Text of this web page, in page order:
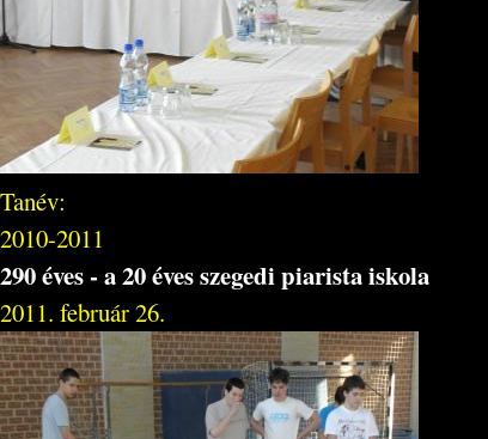
Tanév:
2010-2011
290 éves - a 20 éves szegedi piarista iskola
2011. február 26.